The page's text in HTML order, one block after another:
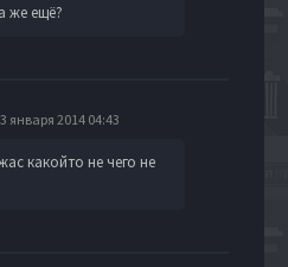
же ещё?
января 2014 04:43
какойто не чего не